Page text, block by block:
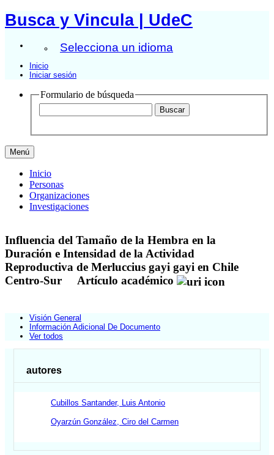
Busca y Vincula | UdeC
Selecciona un idioma
Inicio
Iniciar sesión
Formulario de búsqueda
Menú
Inicio
Personas
Organizaciones
Investigaciones
Influencia del Tamaño de la Hembra en la
Duración e Intensidad de la Actividad
Reproductiva de Merluccius gayi gayi en Chile
Centro-Sur
Artículo académico
Visión General
Información Adicional De Documento
Ver todos
autores
Cubillos Santander, Luis Antonio
Oyarzún González, Ciro del Carmen